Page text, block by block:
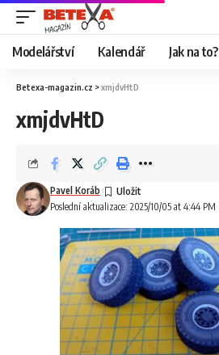
Modelářství Kalendář Jak na to?
Betexa-magazin.cz >xmjdvHtD
xmjdvHtD
Poslední aktualizace: 2025/10/05 at 4:44 PM
Pavel Koráb